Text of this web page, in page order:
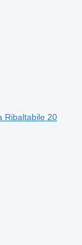
Ribaltabile 20